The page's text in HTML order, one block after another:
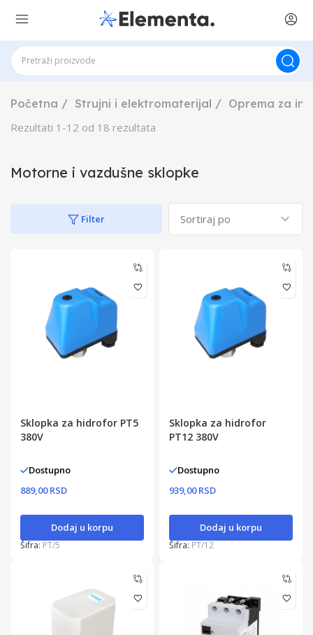
Početna Strujni i elektromaterijal
Oprema za
Rezultati 1 -12 od 18 rezultata
Motorne i vazdušne sklopke
Filter
Sklopka za hidrofor​ PT5
380V
Dostupno
889,00 RSD
Dodaj u korpu
Šifra: PT/5
Sklopka za hidrofor​
PT12 380V
Dostupno
939,00 RSD
Dodaj u korpu
Šifra: PT/12